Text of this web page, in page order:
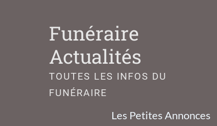
Funéraire
Actualités
TOUTES LES INFOS DU
FUNÉRAIRE
Les Petites Annonces